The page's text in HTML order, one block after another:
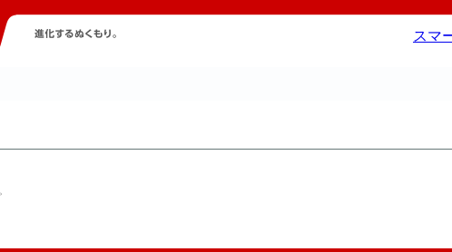
スマ